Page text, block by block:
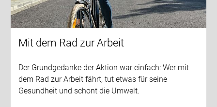
Mit dem Rad zur Arbeit
Der Grundgedanke der Aktion war einfach: Wer mit
dem Rad zur Arbeit fährt, tut etwas für seine
Gesundheit und schont die Umwelt.